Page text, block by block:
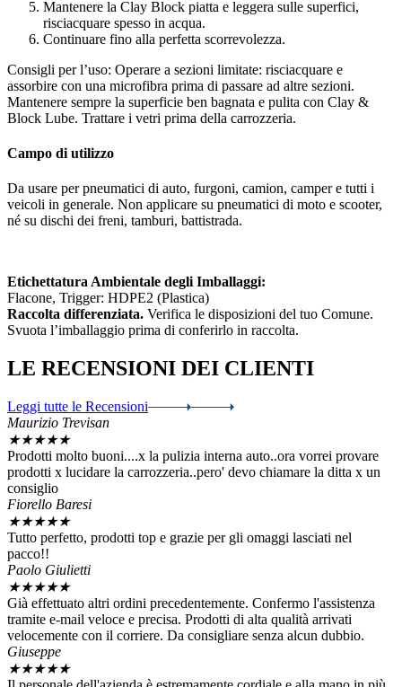
Mantenere la Clay Block piatta e leggera sulle superfici,
risciacquare spesso in acqua.
Continuare fino alla perfetta scorrevolezza.
Consigli per l’uso: Operare a sezioni limitate: risciacquare e
assorbire con una microfibra prima di passare ad altre sezioni.
Mantenere sempre la superficie ben bagnata e pulita con Clay &
Block Lube. Trattare i vetri prima della carrozzeria.
Campo di utilizzo
Da usare per pneumatici di auto, furgoni, camion, camper e tutti i
veicoli in generale. Non applicare su pneumatici di moto e scooter,
né su dischi dei freni, tamburi, battistrada.
Etichettatura Ambientale degli Imballaggi:
Flacone, Trigger: HDPE2 (Plastica)
Raccolta differenziata. Verifica le disposizioni del tuo Comune.
Svuota l’imballaggio prima di conferirlo in raccolta.
LE RECENSIONI DEI CLIENTI
Leggi tutte le Recensioni
Maurizio Trevisan
★★★★★
Prodotti molto buoni....x la pulizia interna auto..ora vorrei provare
prodotti x lucidare la carrozzeria..pero' devo chiamare la ditta x un
consiglio
Fiorello Baresi
★★★★★
Tutto perfetto, prodotti top e grazie per gli omaggi lasciati nel
pacco!!
Paolo Giulietti
★★★★★
Già effettuato altri ordini precedentemente. Confermo l'assistenza
tramite e-mail veloce e precisa. Prodotti di alta qualità arrivati
velocemente con il corriere. Da consigliare senza alcun dubbio.
Giuseppe
★★★★★